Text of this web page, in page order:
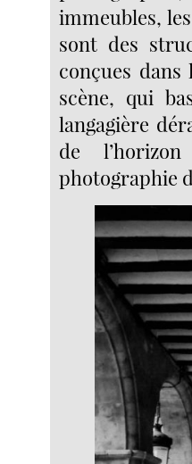
immeubles,
sont des
conçues
scène, qui
langagière
de
photographie